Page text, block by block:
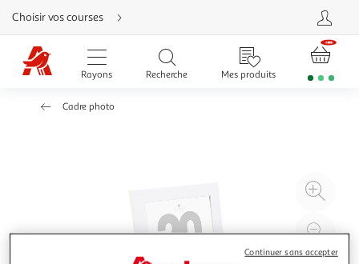
Aller
directement
au
contenu
Aller
directement
Aller
Choisir vos courses
Rayons Recherche Mes produits
Cadre photo
à
Continuer sans accepter